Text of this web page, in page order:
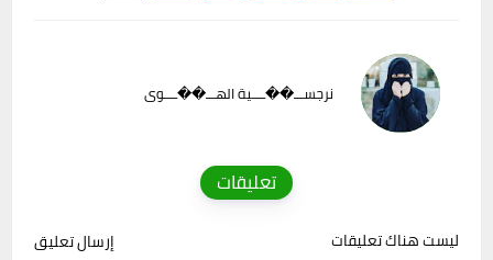
نرجســـ��ــــية الهـــ��ــــوى
تعليقات
ليست هناك تعليقات إرسال تعليق